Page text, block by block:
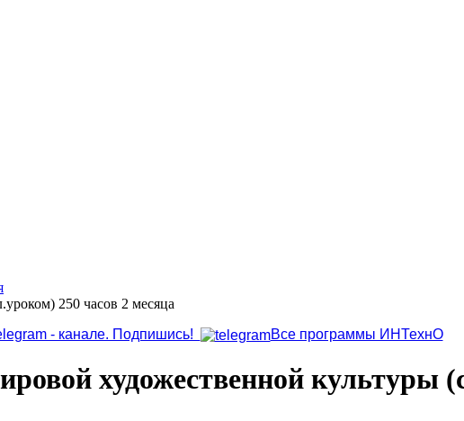
250 часов 2 месяца
- канале. Подпишись!
Все программы ИНТехнО
художественной культуры